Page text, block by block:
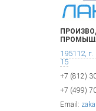
195112,
15
+7 (812)
+7 (499)
Email: